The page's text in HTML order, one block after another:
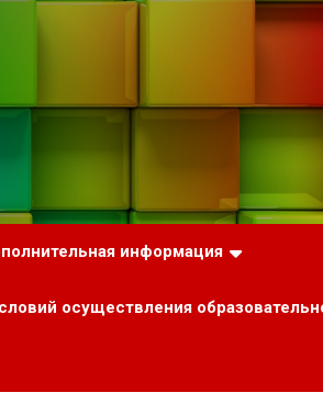
информация
осуществления